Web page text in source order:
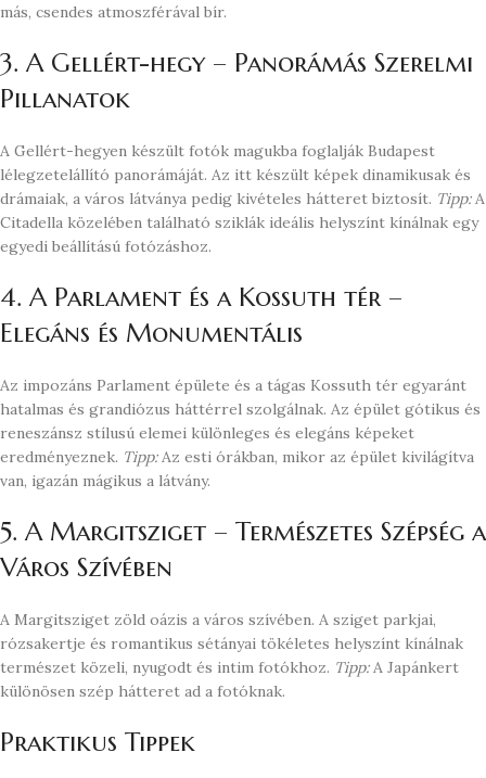
más, csendes atmoszférával bír.
3. A Gellért-hegy – Panorámás Szerelmi
Pillanatok
A Gellért-hegyen készült fotók magukba foglalják Budapest
lélegzetelállító panorámáját. Az itt készült képek dinamikusak és
drámaiak, a város látványa pedig kivételes hátteret biztosít. Tipp:A
Citadella közelében található sziklák ideális helyszínt kínálnak egy
egyedi beállítású fotózáshoz.
4. A Parlament és a Kossuth tér –
Elegáns és Monumentális
Az impozáns Parlament épülete és a tágas Kossuth tér egyaránt
hatalmas és grandiózus háttérrel szolgálnak. Az épület gótikus és
reneszánsz stílusú elemei különleges és elegáns képeket
eredményeznek. Tipp:Az esti órákban, mikor az épület kivilágítva
van, igazán mágikus a látvány.
5. A Margitsziget – Természetes Szépség a
Város Szívében
A Margitsziget zöld oázis a város szívében. A sziget parkjai,
rózsakertje és romantikus sétányai tökéletes helyszínt kínálnak
természet közeli, nyugodt és intim fotókhoz. Tipp:A Japánkert
különösen szép hátteret ad a fotóknak.
Praktikus Tippek